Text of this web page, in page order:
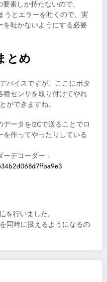
素しか持たないので、
うとエラーを吐くので、実
を吐かないようにする必要
とめ
バイスですが、ここにボタ
種センサを取り付けてやれ
ができますね。
ータをI2Cで送ることでロ
作ってやったりしている
ーデコーダー :
を行いました。
同時に扱えるようになるの